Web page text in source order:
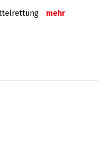
mehr